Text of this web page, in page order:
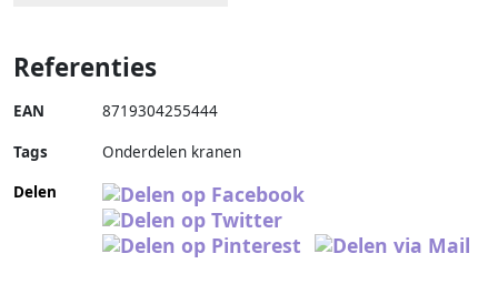
Referenties
EAN 8719304255444
Tags
Onderdelen kranen
Delen